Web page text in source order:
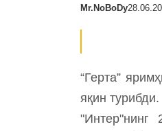
Mr.NoBoDy
“Герта”
яқин турибди.
"Интер"нинг